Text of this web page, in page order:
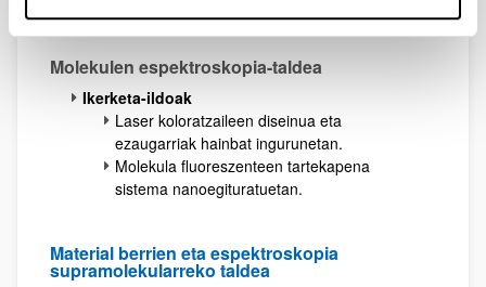
magnetikoak. Kimika kuantikoa
Molekulen espektroskopia-taldea
Ikerketa-ildoak
Laser koloratzaileen diseinua eta
ezaugarriak hainbat ingurunetan.
Molekula fluoreszenteen tartekapena
sistema nanoegituratuetan.
Material berrien eta espektroskopia
supramolekularreko taldea